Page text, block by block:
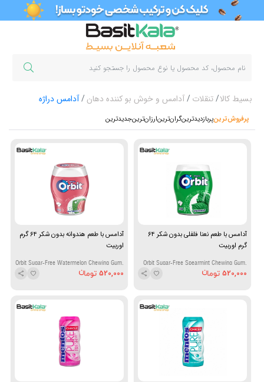
بسیط کالا تنقلات آدامس و خوش بو کننده دهان آدامس دراژه
پرفروش‌ترین‌پربازدیدترینگران‌ترینارزان‌ترینجدیدترین
آدامس با طعم نعنا فلفلی بدون شکر ۶۴
گرم اوربیت
Orbit Sugar-Free Spearmint Chewing Gum,
64g
520,000
آدامس با طعم هندوانه بدون شکر ۶۴ گرم
اوربیت
Orbit Sugar-Free Watermelon Chewing Gum,
64g
520,000